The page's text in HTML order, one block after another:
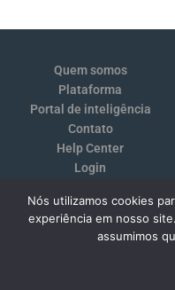
Quem somos
Plataforma
Portal de inteligência
Contato
Help Center
Login
Benchmarking 1:1
Nós utilizamos cookies
experiência em nosso
assumimos